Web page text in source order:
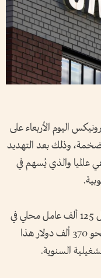
اليوم الأربعاء على
وذلك بعد التهديد
عالميا والذي يُسهم في
ويعني هذا أن حوالي 78 ألف موظف من أصل 125 ألف عامل محلي في
الشركة مؤهلون للحصول على مكافأة تُقدر بنحو 370 ألف دولار هذا
السنوية.